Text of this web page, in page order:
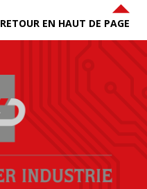
RETOUR EN HAUT DE PAGE